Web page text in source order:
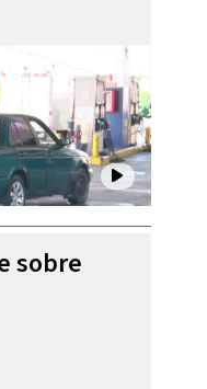
sobre